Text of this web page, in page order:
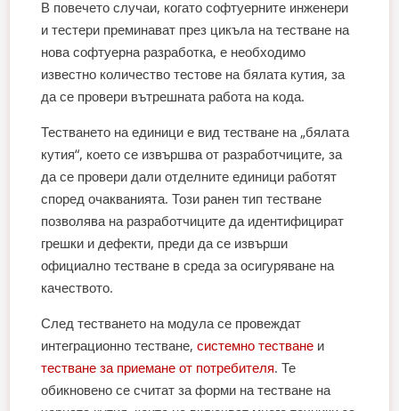
В повечето случаи, когато софтуерните инженери
и тестери преминават през цикъла на тестване на
нова софтуерна разработка, е необходимо
известно количество тестове на бялата кутия, за
да се провери вътрешната работа на кода.
Тестването на единици е вид тестване на „бялата
кутия“, което се извършва от разработчиците, за
да се провери дали отделните единици работят
според очакванията. Този ранен тип тестване
позволява на разработчиците да идентифицират
грешки и дефекти, преди да се извърши
официално тестване в среда за осигуряване на
качеството.
След тестването на модула се провеждат
интеграционно тестване,системно тестване и
тестване за приемане от потребителя. Те
обикновено се считат за форми на тестване на